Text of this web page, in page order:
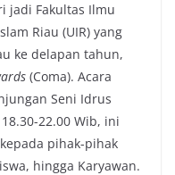
jadi Fakultas Ilmu
Riau (UIR) yang
ke delapan tahun,
(Coma). Acara
Seni Idrus
22.00 Wib, ini
pihak-pihak
hingga Karyawan.